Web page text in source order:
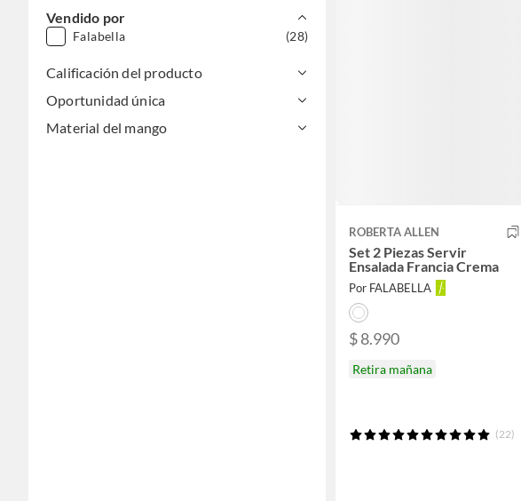
Vendido por
Falabella (28)
Calificación del producto
Oportunidad única
Material del mango
ROBERTA ALLEN
Set 2 Piezas Servir
Ensalada Francia Crema
Por FALABELLA
$ 8.990
Retira mañana
(22)